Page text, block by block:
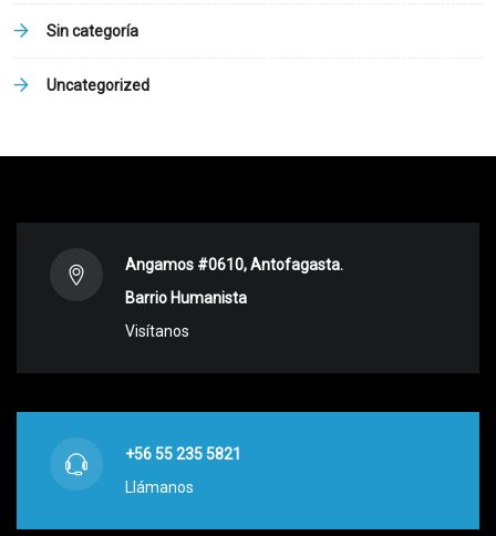
Sin categoría
Uncategorized
Angamos #0610, Antofagasta.
Barrio Humanista
Visítanos
+56 55 235 5821
Llámanos